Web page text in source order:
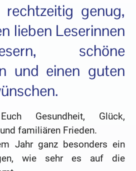
genug,
lieben Leserinnen
schöne
und einen guten
Gesundheit, Glück,
familiären Frieden.
Jahr ganz besonders ein
wie sehr es auf die